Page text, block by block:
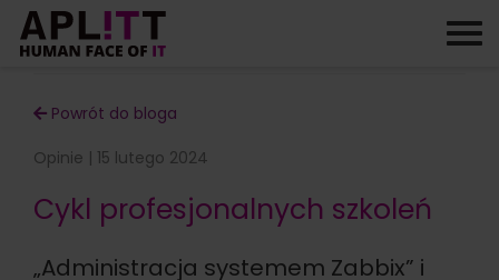
Skip
content
Powrót do bloga
Opinie | 15 lutego 2024
Cykl profesjonalnych szkoleń
„Administracja systemem Zabbix” i